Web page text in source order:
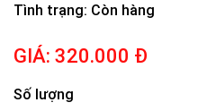
Tình trạng: Còn hàng
GIÁ: 320.000 Đ
Số lượng